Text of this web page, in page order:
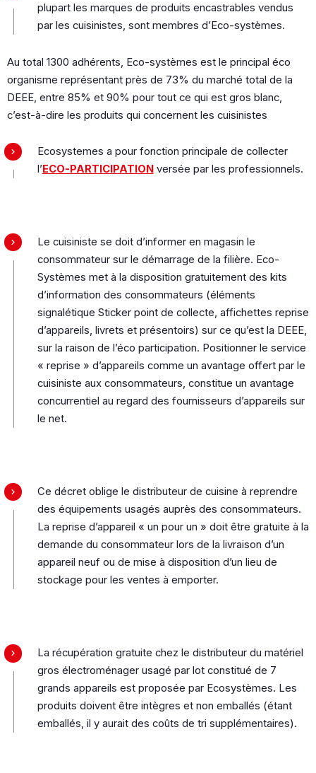
plupart les marques de produits encastrables vendus
par les cuisinistes, sont membres d’Eco-systèmes.
Au total 1300 adhérents, Eco-systèmes est le principal éco
organisme représentant près de 73% du marché total de la
DEEE, entre 85% et 90% pour tout ce qui est gros blanc,
c’est-à-dire les produits qui concernent les cuisinistes
Ecosystemes a pour fonction principale de collecter
l’ECO-PARTICIPATIONversée par les professionnels.
Le cuisiniste se doit d’informer en magasin le
consommateur sur le démarrage de la filière. Eco-
Systèmes met à la disposition gratuitement des kits
d’information des consommateurs (éléments
signalétique Sticker point de collecte, affichettes reprise
d’appareils, livrets et présentoirs) sur ce qu’est la DEEE,
sur la raison de l’éco participation. Positionner le service
« reprise » d’appareils comme un avantage offert par le
cuisiniste aux consommateurs, constitue un avantage
concurrentiel au regard des fournisseurs d’appareils sur
le net.
Ce décret oblige le distributeur de cuisine à reprendre
des équipements usagés auprès des consommateurs.
La reprise d’appareil « un pour un » doit être gratuite à la
demande du consommateur lors de la livraison d’un
appareil neuf ou de mise à disposition d’un lieu de
stockage pour les ventes à emporter.
La récupération gratuite chez le distributeur du matériel
gros électroménager usagé par lot constitué de 7
grands appareils est proposée par Ecosystèmes. Les
produits doivent être intègres et non emballés (étant
emballés, il y aurait des coûts de tri supplémentaires).